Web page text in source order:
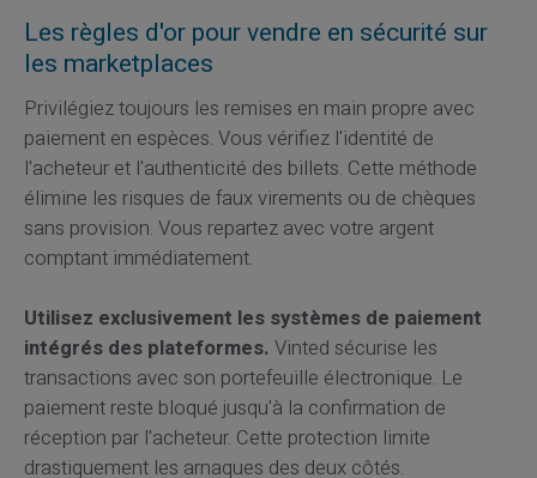
Les règles d'or pour vendre en sécurité sur
les marketplaces
Privilégiez toujours les remises en main propre avec
paiement en espèces. Vous vérifiez l'identité de
l'acheteur et l'authenticité des billets. Cette méthode
élimine les risques de faux virements ou de chèques
sans provision. Vous repartez avec votre argent
comptant immédiatement.
Utilisez exclusivement les systèmes de paiement
intégrés des plateformes. Vinted sécurise les
transactions avec son portefeuille électronique. Le
paiement reste bloqué jusqu'à la confirmation de
réception par l'acheteur. Cette protection limite
drastiquement les arnaques des deux côtés.